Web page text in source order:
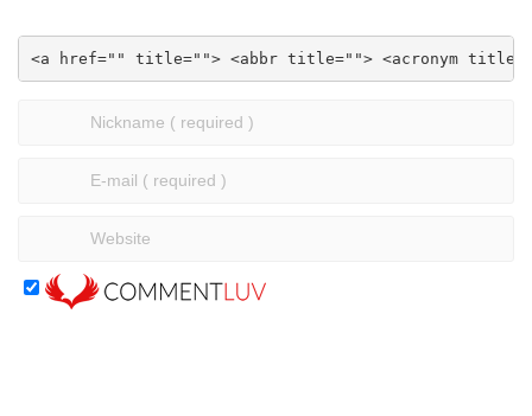
<a href="" title=""> <abbr title=""> <acronym